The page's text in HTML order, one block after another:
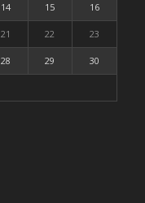
14 15 16
21 22 23
28 29 30